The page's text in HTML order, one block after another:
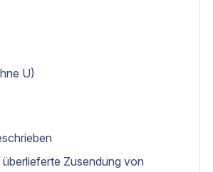
U)
Zusendung von